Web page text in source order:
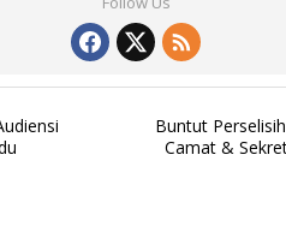
Buntut
Camat &